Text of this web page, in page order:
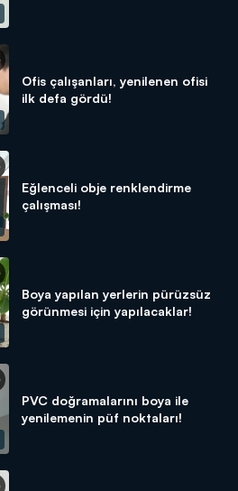
Ofis çalışanları, yenilenen ofisi
ilk defa gördü!
Eğlenceli obje renklendirme
çalışması!
Boya yapılan yerlerin pürüzsüz
görünmesi için yapılacaklar!
PVC doğramalarını boya ile
yenilemenin püf noktaları!